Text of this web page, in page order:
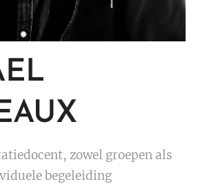
zowel groepen als
begeleiding